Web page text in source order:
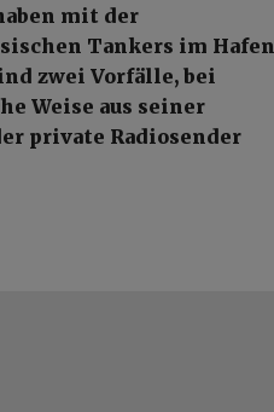
mit der
Tankers im Hafen
zwei Vorfälle, bei
Weise aus seiner
private Radiosender